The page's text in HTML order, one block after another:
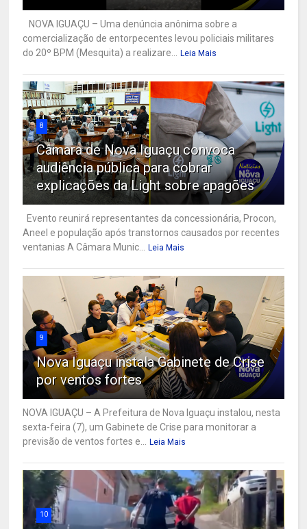
NOVA IGUAÇU – Uma denúncia anônima sobre a
comercialização de entorpecentes levou policiais militares
do 20º BPM (Mesquita) a realizare...
Leia Mais
8
Câmara de Nova Iguaçu convoca
audiência pública para cobrar
explicações da Light sobre apagões
Evento reunirá representantes da concessionária, Procon,
Aneel e população após transtornos causados por recentes
ventanias A Câmara Munic...
Leia Mais
9
Nova Iguaçu instala Gabinete de Crise
por ventos fortes
NOVA IGUAÇU – A Prefeitura de Nova Iguaçu instalou, nesta
sexta-feira (7), um Gabinete de Crise para monitorar a
previsão de ventos fortes e...
Leia Mais
10